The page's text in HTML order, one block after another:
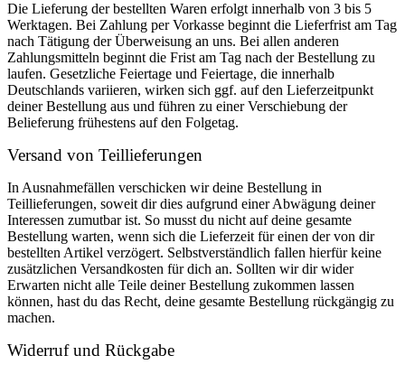
Die Lieferung der bestellten Waren erfolgt innerhalb von 3 bis 5
Werktagen. Bei Zahlung per Vorkasse beginnt die Lieferfrist am Tag
nach Tätigung der Überweisung an uns. Bei allen anderen
Zahlungsmitteln beginnt die Frist am Tag nach der Bestellung zu
laufen. Gesetzliche Feiertage und Feiertage, die innerhalb
Deutschlands variieren, wirken sich ggf. auf den Lieferzeitpunkt
deiner Bestellung aus und führen zu einer Verschiebung der
Belieferung frühestens auf den Folgetag.
Versand von Teillieferungen
In Ausnahmefällen verschicken wir deine Bestellung in
Teillieferungen, soweit dir dies aufgrund einer Abwägung deiner
Interessen zumutbar ist. So musst du nicht auf deine gesamte
Bestellung warten, wenn sich die Lieferzeit für einen der von dir
bestellten Artikel verzögert. Selbstverständlich fallen hierfür keine
zusätzlichen Versandkosten für dich an. Sollten wir dir wider
Erwarten nicht alle Teile deiner Bestellung zukommen lassen
können, hast du das Recht, deine gesamte Bestellung rückgängig zu
machen.
Widerruf und Rückgabe